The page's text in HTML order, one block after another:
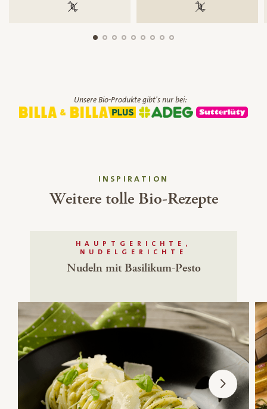
100 % gentechnikfrei 100 %
Unsere Bio-Produkte gibt's nur bei:
INSPIRATION
Weitere tolle Bio-Rezepte
HAUPTGERICHTE,
NUDELGERICHTE
Nudeln mit Basilikum-Pesto